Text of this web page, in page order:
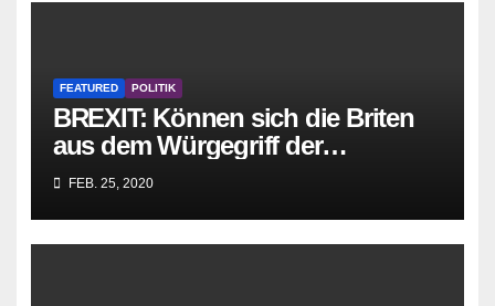
FEATURED POLITIK
BREXIT: Können sich die Briten
aus dem Würgegriff der
parasitären EU-Mafia befreien?
FEB. 25, 2020